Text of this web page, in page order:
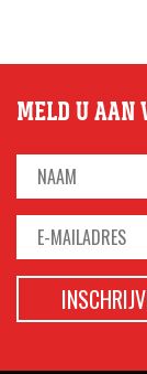
MELD U AAN